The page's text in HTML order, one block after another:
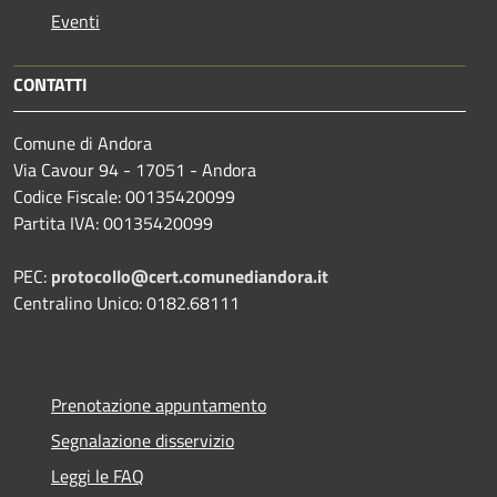
Eventi
CONTATTI
Comune di Andora
Via Cavour 94 - 17051 - Andora
Codice Fiscale: 00135420099
Partita IVA: 00135420099
PEC: protocollo@cert.comunediandora.it
Centralino Unico: 0182.68111
Prenotazione appuntamento
Segnalazione disservizio
Leggi le FAQ